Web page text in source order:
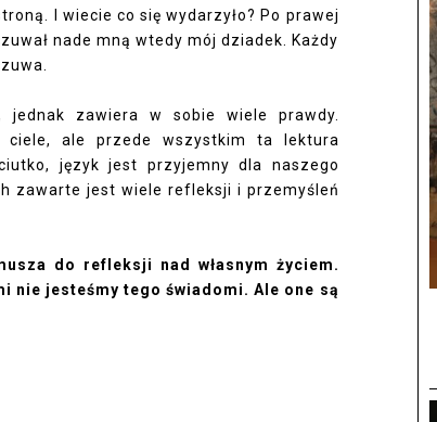
I wiecie co się wydarzyło? Po prawej
nade mną wtedy mój dziadek. Każdy
jednak zawiera w sobie wiele prawdy.
ciele, ale przede wszystkim ta lektura
język jest przyjemny dla naszego
zawarte jest wiele refleksji i przemyśleń
do refleksji nad własnym życiem.
nie jesteśmy tego świadomi. Ale one są